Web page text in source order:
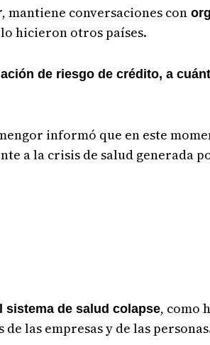
, mantiene conversaciones con
hicieron otros países.
de riesgo de crédito, a
informó que en este
a la crisis de salud generada
sistema de salud colapse, como
las empresas y de las